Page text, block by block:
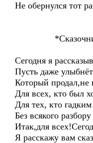
Не обернулся тот
*Сказочник
Сегодня я
Пусть даже
Который продал,не
Для всех, кто был
Для тех, кто
Без всякого
Итак,для
Я расскажу вам